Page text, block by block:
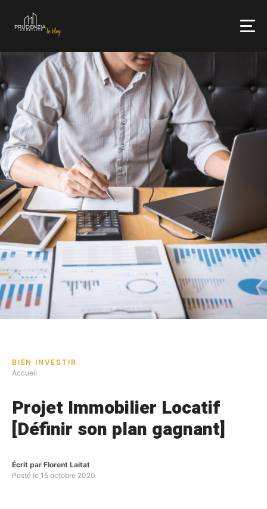
BIEN INVESTIR
Accueil
Projet Immobilier Locatif
[Définir son plan gagnant]
Écrit par Florent Laitat
Posté le 15 octobre 2020